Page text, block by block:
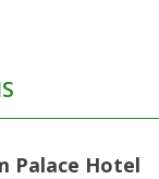
Palace Hotel